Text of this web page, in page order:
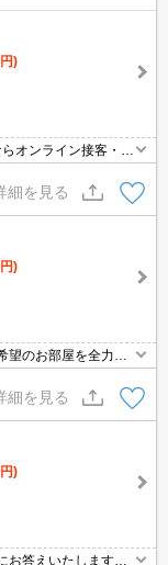
)
オンライン接客・内
電話番号も記載頂き
細を見る
)
のお部屋を全力で
細を見る
)
答えいたします。